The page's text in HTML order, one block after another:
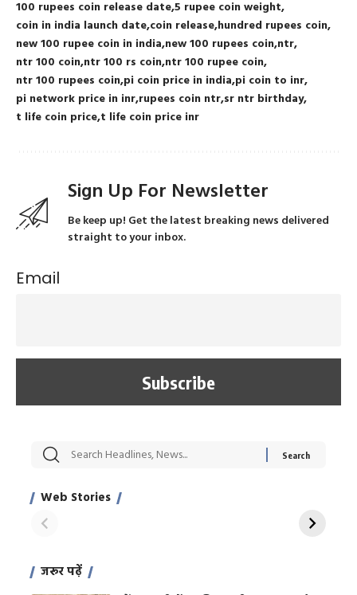
100 rupees coin release date5 rupee coin weight
coin in india launch date coin release hundred rupees coin
new 100 rupee coin in india new 100 rupees coin ntr
ntr 100 coin ntr 100 rs coin ntr 100 rupee coin
ntr 100 rupees coin pi coin price in india pi coin to inr
pi network price in inr rupees coin ntr sr ntr birthday
t life coin price t life coin price inr
Sign Up For Newsletter
Be keep up! Get the latest breaking news delivered
straight to your inbox.
Email
Web Stories
सट्टेबाजी में अरेस्ट हुए
साहिल खान
रोज एक कच्चे लहसुन
जरूर पढ़ें